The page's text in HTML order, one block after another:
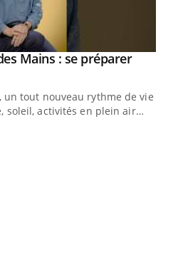
Mains : se préparer
tout nouveau rythme de vie !
soleil, activités en plein air…